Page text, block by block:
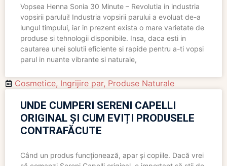
Vopsea Henna Sonia 30 Minute – Revolutia in industria
vopsirii parului! Industria vopsirii parului a evoluat de-a
lungul timpului, iar in prezent exista o mare varietate de
produse si tehnologii disponibile. Insa, daca esti in
cautarea unei solutii eficiente si rapide pentru a-ti vopsi
parul in nuante vibrante si naturale,
Cosmetice, Ingrijire par, Produse Naturale
UNDE CUMPERI SERENI CAPELLI
ORIGINAL ȘI CUM EVIȚI PRODUSELE
CONTRAFĂCUTE
Când un produs funcționează, apar și copiile. Dacă vrei